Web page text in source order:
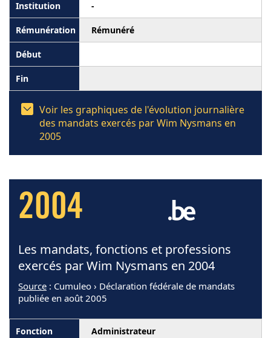
-
Rémunéré
Voir les graphiques de l'évolution journalière
des mandats exercés par Wim Nysmans en
2005
2004
Les mandats, fonctions et professions
exercés par Wim Nysmans en 2004
Source : Cumuleo › Déclaration fédérale de mandats
publiée en août 2005
Administrateur